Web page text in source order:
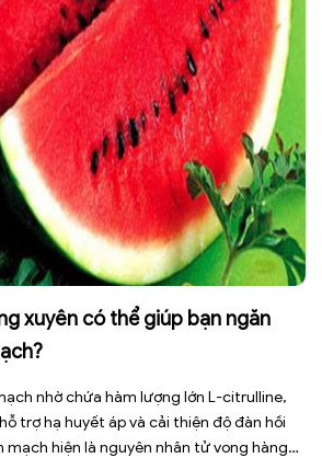
xuyên có thể giúp bạn ngăn
nhờ chứa hàm lượng lớn L-citrulline,
trợ hạ huyết áp và cải thiện độ đàn hồi
hiện là nguyên nhân tử vong hàng